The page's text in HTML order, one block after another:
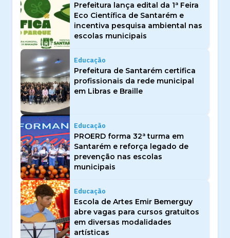
Prefeitura lança edital da 1ª Feira
Eco Científica de Santarém e
incentiva pesquisa ambiental nas
escolas municipais
Educação
Prefeitura de Santarém certifica
profissionais da rede municipal
em Libras e Braille
Educação
PROERD forma 32ª turma em
Santarém e reforça legado de
prevenção nas escolas
municipais
Educação
Escola de Artes Emir Bemerguy
abre vagas para cursos gratuitos
em diversas modalidades
artísticas